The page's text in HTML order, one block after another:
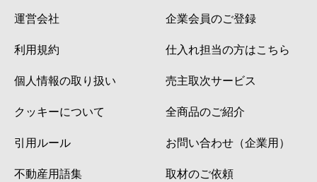
運営会社
利用規約
個人情報の取り扱い
クッキーについて
引用ルール
不動産用語集
企業会員のご登録
仕入れ担当の方はこちら
売主取次サービス
全商品のご紹介
お問い合わせ（企業用）
取材のご依頼